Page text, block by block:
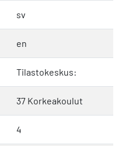
sv
en
Tilastokeskus:
37 Korkeakoulut
4